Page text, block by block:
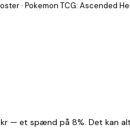
· Pokemon TCG: Ascended
kr — et spænd på 8%. Det kan